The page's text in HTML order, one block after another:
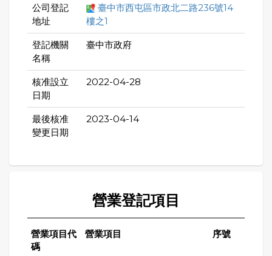
公司登記
地址
臺中市西屯區市政北二路236號14
樓之1
登記機關
名稱
臺中市政府
核准設立
日期
2022-04-28
最後核准
變更日期
2023-04-14
營業登記項目
營業項目代
碼
營業項目 序號